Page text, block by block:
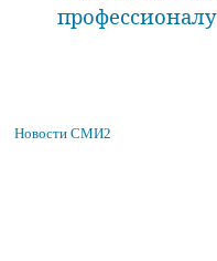
профессионалу
Новости СМИ2